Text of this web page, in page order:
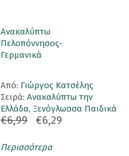
Ανακαλύπτω
Πελοπόννησος-
Γερμανικά
Aπό: Γιώργος Κατσέλης
Σειρά: Ανακαλύπτω την
Ελλάδα, Ξενόγλωσσα Παιδικά
€6,99 €6,29
Περισσότερα